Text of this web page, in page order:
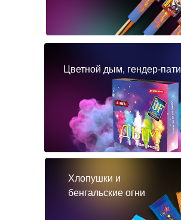
Цветной дым, гендер-пати
Хлопушки и
бенгальские огни